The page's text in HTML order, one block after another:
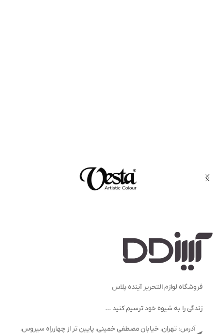
فروشگاه لوازم التحریر آینده پلاس
زندگی را به شیوه خود ترسیم کنید ...
آدرس: تهران، خیابان مصطفی خمینی، پایین تر از چهارراه سیروس،